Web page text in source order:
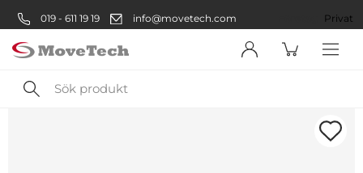
019 - 611 19 19 info@movetech.com Privat
Sök
produkt